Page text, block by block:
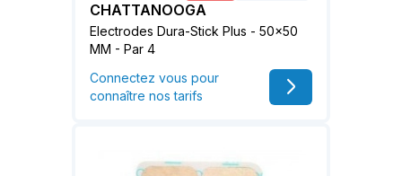
CHATTANOOGA
Electrodes Dura-Stick Plus - 50x50
MM - Par 4
Connectez vous pour
connaître nos tarifs